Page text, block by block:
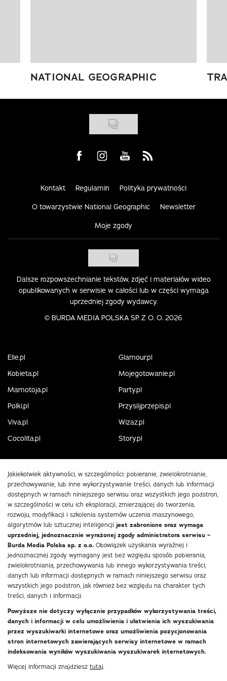
NATIONAL GEOGRAPHIC
Visit us on Facebook
Visit us on Instagram
Visit us on Youtube
Visit us on Rss
Kontakt Regulamin Polityka prywatności
O towarzystwie National Geographic Newsletter
Moje zgody
Dalsze rozpowszechnianie tekstów, zdjęć i materiałów wideo
opublikowanych w serwisie w całości lub w części wymaga
uprzedniej zgody wydawcy.
© BURDA MEDIA POLSKA SP. Z O. O. 2026
Elle.pl
Glamour.pl
Kobieta.pl
Mojegotowanie.pl
Mamotoja.pl
Party.pl
Polki.pl
Przyslijprzepis.pl
Viva.pl
Wizaz.pl
Cocolita.pl
Story.pl
Jakiekolwiek aktywności, w szczególności: pobieranie, zwielokrotnianie,
przechowywanie, lub inne wykorzystywanie treści, danych lub informacji
dostępnych w ramach niniejszego serwisu oraz wszystkich jego podstron,
w szczególności w celu ich eksploracji, zmierzającej do tworzenia,
rozwoju, modyfikacji i szkolenia systemów uczenia maszynowego,
algorytmów lub sztucznej inteligencji jest zabronione oraz wymaga
uprzedniej, jednoznacznie wyrażonej zgody administratora serwisu –
Burda Media Polska sp. z o.o. Obowiązek uzyskania wyraźnej i
jednoznacznej zgody wymagany jest bez względu sposób pobierania,
zwielokrotniania, przechowywania lub innego wykorzystywania treści,
danych lub informacji dostępnych w ramach niniejszego serwisu oraz
wszystkich jego podstron, jak również bez względu na charakter tych
treści, danych i informacji.
Powyższe nie dotyczy wyłącznie przypadków wykorzystywania treści,
danych i informacji w celu umożliwienia i ułatwienia ich wyszukiwania
przez wyszukiwarki internetowe oraz umożliwienia pozycjonowania
stron internetowych zawierających serwisy internetowe w ramach
indeksowania wyników wyszukiwania wyszukiwarek internetowych.
Więcej informacji znajdziesz tutaj.